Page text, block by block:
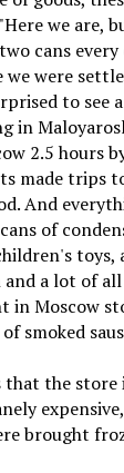
we are,
cans every
were
to see
in
2.5 hours
made trips
And
of
toys,
a lot of
Moscow
smoked
that the
brought